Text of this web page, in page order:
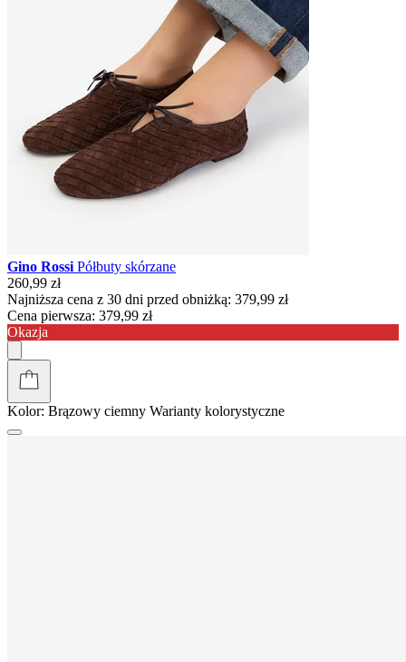
Gino Rossi Półbuty skórzane
260,99 zł
Najniższa cena z 30 dni przed obniżką: 379,99 zł
Cena pierwsza: 379,99 zł
Okazja
Kolor: Brązowy ciemny Warianty kolorystyczne